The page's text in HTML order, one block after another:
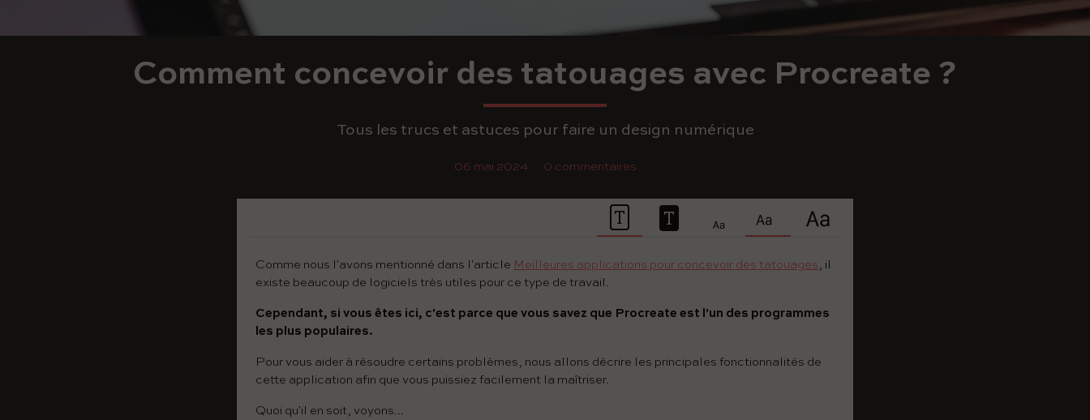
Comment concevoir des tatouages avec Procreate ?
Tous les trucs et astuces pour faire un design numérique
06 mai 2024 0 commentaires
Comme nous l'avons mentionné dans l'article Meilleures applications pour concevoir des tatouages , il
existe beaucoup de logiciels très utiles pour ce type de travail.
Cependant, si vous êtes ici, c'est parce que vous savez que Procreate est l'un des programmes
les plus populaires.
Pour vous aider à résoudre certains problèmes, nous allons décrire les principales fonctionnalités de
cette application afin que vous puissiez facilement la maîtriser.
Quoi qu'il en soit, voyons...